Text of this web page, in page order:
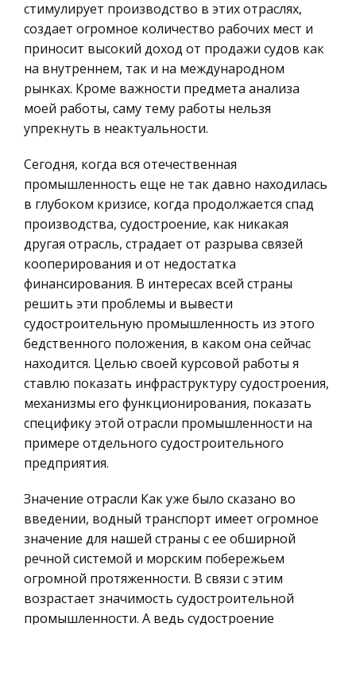
Конституционное (государственное) право
России
Ценные бумаги
Гражданское право
Трудовое право
История государства и права зарубежных
стран
Транспорт
Банковское дело и кредитование
Здоровье
Астрономия
Биржевое дело
Биология
Экономико-математическое
моделирование
Российское предпринимательское право
Искусство
Физкультура и Спорт, Здоровье
Гражданская оборона
Геология
Религия
Уголовный процесс
Таможенное право
Международное частное право
Архитектура
Налоговая система России в сравнении с
другими странами
Жертвоприношение было неписаным законом и
таким образом становилось принудительной
выплатой или побором. [9, с. 5] Пришедшие к
нам из глубины веков налоги претерпели на
своем долгом пути не мало измен
Память на лица
Память определяет нашу индивидуальность и
заставляет действовать тем или иным способом
в большей степени, чем любая другая отдельно
взятая особенность нашей личности. Вся наша
жизнь есть не что иное,
стимулирует производство в этих отраслях,
создает огромное количество рабочих мест и
приносит высокий доход от продажи судов как
на внутреннем, так и на международном
рынках. Кроме важности предмета анализа
моей работы, саму тему работы нельзя
упрекнуть в неактуальности.
Сегодня, когда вся отечественная
промышленность еще не так давно находилась
в глубоком кризисе, когда продолжается спад
производства, судостроение, как никакая
другая отрасль, страдает от разрыва связей
кооперирования и от недостатка
финансирования. В интересах всей страны
решить эти проблемы и вывести
судостроительную промышленность из этого
бедственного положения, в каком она сейчас
находится. Целью своей курсовой работы я
ставлю показать инфраструктуру судостроения,
механизмы его функционирования, показать
специфику этой отрасли промышленности на
примере отдельного судостроительного
предприятия.
Значение отрасли Как уже было сказано во
введении, водный транспорт имеет огромное
значение для нашей страны с ее обширной
речной системой и морским побережьем
огромной протяженности. В связи с этим
возрастает значимость судостроительной
промышленности. А ведь судостроение